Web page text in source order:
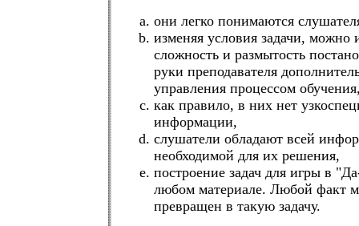
они легко понимаются
изменяя условия задачи, можно
сложность и размытость
руки преподавателя
управления процессом
как правило, в них нет
информации,
слушатели обладают всей
необходимой для их решения,
построение задач для игры в
любом материале. Любой факт
превращен в такую задачу.